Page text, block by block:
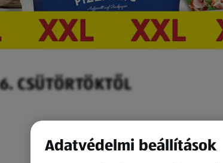
CSÜTÖRTÖKTŐL
Adatvédelmi beállítások